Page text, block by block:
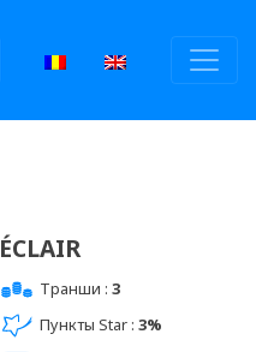
ÉCLAIR
Транши : 3
Пункты Star : 3%